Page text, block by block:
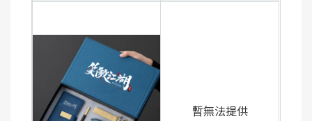
暫無法提供